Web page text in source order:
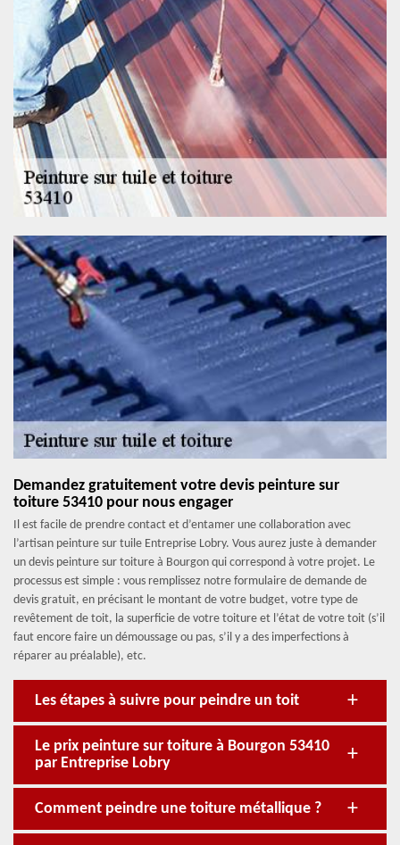
Demandez gratuitement votre devis peinture sur
toiture 53410 pour nous engager
Il est facile de prendre contact et d’entamer une collaboration avec
l’artisan peinture sur tuile Entreprise Lobry. Vous aurez juste à demander
un devis peinture sur toiture à Bourgon qui correspond à votre projet. Le
processus est simple : vous remplissez notre formulaire de demande de
devis gratuit, en précisant le montant de votre budget, votre type de
revêtement de toit, la superficie de votre toiture et l’état de votre toit (s’il
faut encore faire un démoussage ou pas, s’il y a des imperfections à
réparer au préalable), etc.
Les étapes à suivre pour peindre un toit
Le prix peinture sur toiture à Bourgon 53410
par Entreprise Lobry
Comment peindre une toiture métallique ?